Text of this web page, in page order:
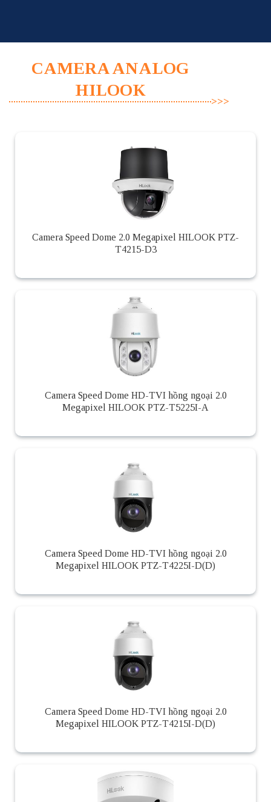
CAMERA ANALOG
HILOOK
Camera Speed Dome 2.0 Megapixel HILOOK PTZ-
T4215-D3
Camera Speed Dome HD-TVI hồng ngoại 2.0
Megapixel HILOOK PTZ-T5225I-A
Camera Speed Dome HD-TVI hồng ngoại 2.0
Megapixel HILOOK PTZ-T4225I-D(D)
Camera Speed Dome HD-TVI hồng ngoại 2.0
Megapixel HILOOK PTZ-T4215I-D(D)